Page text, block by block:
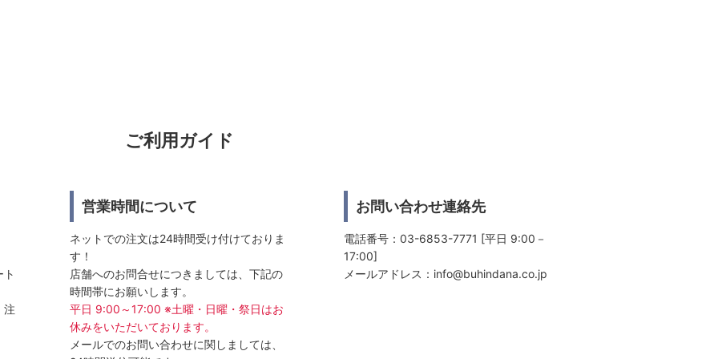
ご利用ガイド
注
営業時間について
ネットでの注文は24時間受け付けておりま
す！
店舗へのお問合せにつきましては、下記の
時間帯にお願いします。
平日 9:00～17:00 ※土曜・日曜・祭日はお
休みをいただいております。
メールでのお問い合わせに関しましては、
お問い合わせ連絡先
電話番号：03-6853-7771 [平日 9:00－
17:00]
メールアドレス： info@buhindana.co.jp